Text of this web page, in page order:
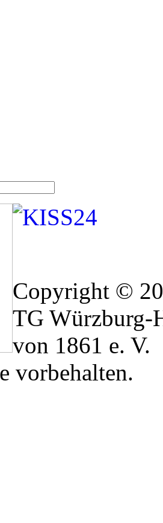
Copyright ©
TG Würzburg-
von 1861 e. V.
vorbehalten.